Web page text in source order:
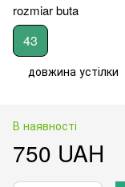
rozmiar buta
43
довжина устілки
В наявності
750 UAH